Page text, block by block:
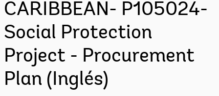
CARIBBEAN- P105024-
Social Protection
Project - Procurement
Plan (Inglés)